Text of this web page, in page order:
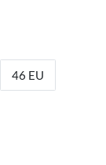
46 EU